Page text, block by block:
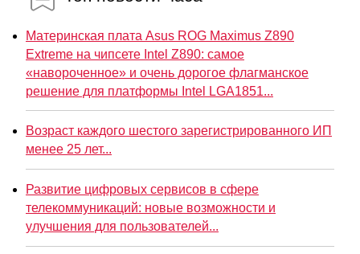
Материнская плата Asus ROG Maximus Z890
Extreme на чипсете Intel Z890: самое
«навороченное» и очень дорогое флагманское
решение для платформы Intel LGA1851...
Возраст каждого шестого зарегистрированного ИП
менее 25 лет...
Развитие цифровых сервисов в сфере
телекоммуникаций: новые возможности и
улучшения для пользователей...